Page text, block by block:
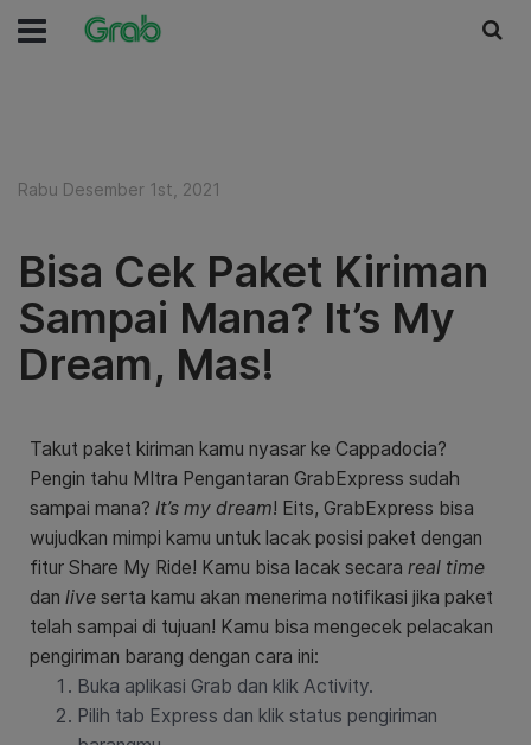
Rabu Desember 1st, 2021
Bisa Cek Paket Kiriman
Sampai Mana? It’s My
Dream, Mas!
Takut paket kiriman kamu nyasar ke Cappadocia?
Pengin tahu MItra Pengantaran GrabExpress sudah
sampai mana? It’s my dream! Eits, GrabExpress bisa
wujudkan mimpi kamu untuk lacak posisi paket dengan
fitur Share My Ride! Kamu bisa lacak secara real time
dan live serta kamu akan menerima notifikasi jika paket
telah sampai di tujuan! Kamu bisa mengecek pelacakan
pengiriman barang dengan cara ini:
Buka aplikasi Grab dan klik Activity.
Pilih tab Express dan klik status pengiriman